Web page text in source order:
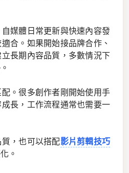
媒體日常更新與快速內容發
合。如果開始接品牌合作、
長期內容品質，多數情況下
。很多創作者剛開始使用手
長，工作流程通常也需要一
，也可以搭配影片剪輯技巧
。